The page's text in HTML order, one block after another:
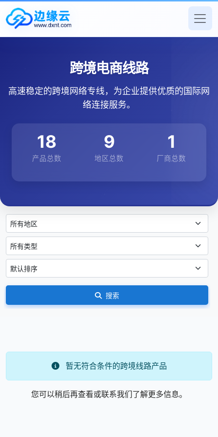
跨境电商线路
高速稳定的跨境网络专线，为企业提供优质的国际网
络连接服务。
18
产品总数
9
地区总数
1
厂商总数
搜索
暂无符合条件的跨境线路产品
您可以稍后再查看或联系我们了解更多信息。